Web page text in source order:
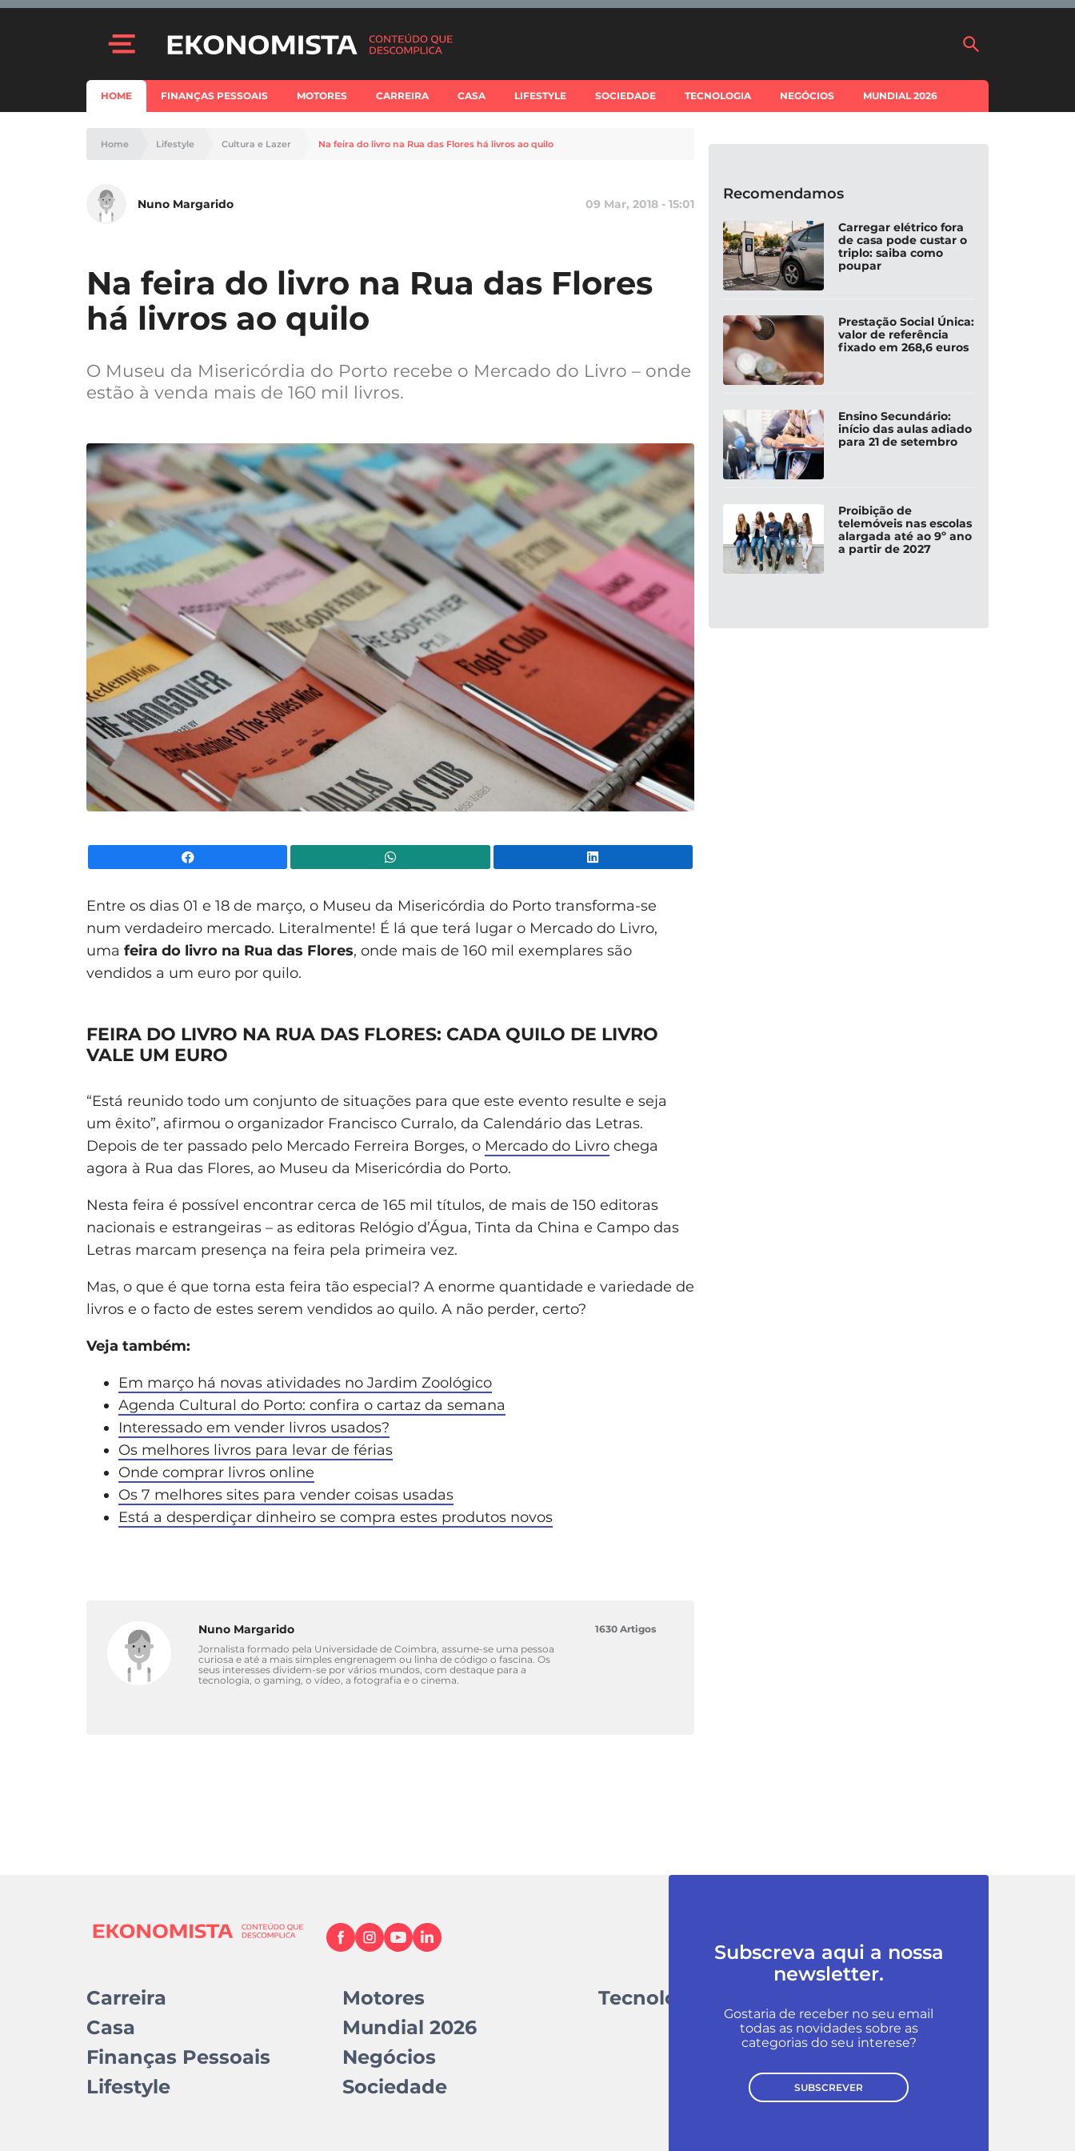
HOME FINANÇAS PESSOAIS MOTORES CARREIRA CASA LIFESTYLE SOCIEDADE TECNOLOGIA NEGÓCIOS MUNDIAL 2026
Home Lifestyle Cultura e Lazer Na feira do livro na Rua das Flores há livros ao quilo
Nuno Margarido 09 Mar, 2018 - 15:01
Na feira do livro na Rua das Flores
há livros ao quilo
O Museu da Misericórdia do Porto recebe o Mercado do Livro – onde
estão à venda mais de 160 mil livros.
Entre os dias 01 e 18 de março, o Museu da Misericórdia do Porto transforma-se
num verdadeiro mercado. Literalmente! É lá que terá lugar o Mercado do Livro,
uma feira do livro na Rua das Flores, onde mais de 160 mil exemplares são
vendidos a um euro por quilo.
FEIRA DO LIVRO NA RUA DAS FLORES: CADA QUILO DE LIVRO
VALE UM EURO
“Está reunido todo um conjunto de situações para que este evento resulte e seja
um êxito”, afirmou o organizador Francisco Curralo, da Calendário das Letras.
Depois de ter passado pelo Mercado Ferreira Borges, o Mercado do Livro chega
agora à Rua das Flores, ao Museu da Misericórdia do Porto.
Nesta feira é possível encontrar cerca de 165 mil títulos, de mais de 150 editoras
nacionais e estrangeiras – as editoras Relógio d’Água, Tinta da China e Campo das
Letras marcam presença na feira pela primeira vez.
Mas, o que é que torna esta feira tão especial? A enorme quantidade e variedade de
livros e o facto de estes serem vendidos ao quilo. A não perder, certo?
Veja também:
Em março há novas atividades no Jardim Zoológico
Agenda Cultural do Porto: confira o cartaz da semana
Interessado em vender livros usados?
Os melhores livros para levar de férias
Onde comprar livros online
Os 7 melhores sites para vender coisas usadas
Está a desperdiçar dinheiro se compra estes produtos novos
Nuno Margarido
Jornalista formado pela Universidade de Coimbra, assume-se uma pessoa
curiosa e até a mais simples engrenagem ou linha de código o fascina. Os
seus interesses dividem-se por vários mundos, com destaque para a
tecnologia, o gaming, o vídeo, a fotografia e o cinema.
1630 Artigos
Recomendamos
Carregar elétrico fora
de casa pode custar o
triplo: saiba como
poupar
Prestação Social Única:
valor de referência
fixado em 268,6 euros
Ensino Secundário:
início das aulas adiado
para 21 de setembro
Proibição de
telemóveis nas escolas
alargada até ao 9º ano
a partir de 2027
Carreira
Casa
Finanças Pessoais
Lifestyle
Motores
Mundial 2026
Negócios
Sociedade
Tecnologia
Subscreva aqui a nossa
newsletter.
Gostaria de receber no seu email
todas as novidades sobre as
categorias do seu interese?
SUBSCREVER